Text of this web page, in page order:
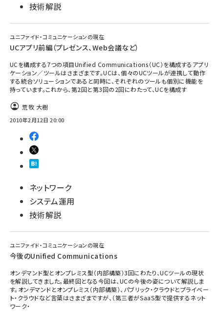
技術解説
ユニファイド・コミュニケーションの現在
UCアプリ前編（プレゼンス、Web会議など）
UCを構成する7つの項目Unified Communications（UC）を構成するアプリ
ケーション／ツールはさまざまです。UCは、個々のUCツールが連携して動作
する統合ソリューションであると同時に、それぞれのツールも個別に機能を
持っています。これから、第2回と第3回の2回にわたって、UCを構成す
荒牧 大樹
2010年2月12日 20:00
ネットワーク
システム運用
技術解説
ユニファイド・コミュニケーションの現在
今後のUnified Communications
オンデマンド型とオンプレミス型（内部構築）3回にわたり、UCツールの現状
を解説してきました。最終回となる今回は、UCの今後の姿について解説しま
す。オンデマンドとオンプレミス（内部構築）、パブリック・クラウドとプライベー
ト・クラウドなど言葉はさまざまですが、（第三者がSaaS型で提供するネット
ワーク・